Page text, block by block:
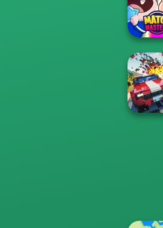
Agent P
Spy
Match